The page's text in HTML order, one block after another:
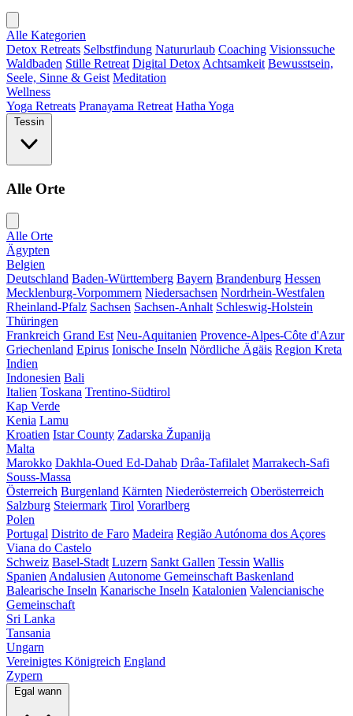
Alle Kategorien
Detox Retreats Selbstfindung Natururlaub Coaching Visionssuche
Waldbaden Stille Retreat Digital Detox Achtsamkeit Bewusstsein,
Seele, Sinne & Geist Meditation
Wellness
Yoga Retreats Pranayama Retreat Hatha Yoga
Tessin
Alle Orte
Alle Orte
Ägypten
Belgien
Deutschland Baden-Württemberg Bayern Brandenburg Hessen
Mecklenburg-Vorpommern Niedersachsen Nordrhein-Westfalen
Rheinland-Pfalz Sachsen Sachsen-Anhalt Schleswig-Holstein
Thüringen
Frankreich Grand Est Neu-Aquitanien Provence-Alpes-Côte d'Azur
Griechenland Epirus Ionische Inseln Nördliche Ägäis Region Kreta
Indien
Indonesien Bali
Italien Toskana Trentino-Südtirol
Kap Verde
Kenia Lamu
Kroatien Istar County Zadarska Županija
Malta
Marokko Dakhla-Oued Ed-Dahab Drâa-Tafilalet Marrakech-Safi
Souss-Massa
Österreich Burgenland Kärnten Niederösterreich Oberösterreich
Salzburg Steiermark Tirol Vorarlberg
Polen
Portugal Distrito de Faro Madeira Região Autónoma dos Açores
Viana do Castelo
Schweiz Basel-Stadt Luzern Sankt Gallen Tessin Wallis
Spanien Andalusien Autonome Gemeinschaft Baskenland
Balearische Inseln Kanarische Inseln Katalonien Valencianische
Gemeinschaft
Sri Lanka
Tansania
Ungarn
Vereinigtes Königreich England
Zypern
Egal wann